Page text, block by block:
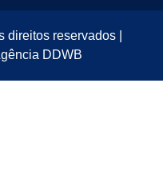
reservados |
DDWB